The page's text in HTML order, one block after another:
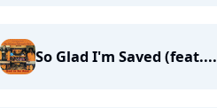
So Glad I'm Saved (feat....